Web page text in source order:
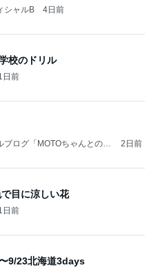
シャルB 4日前
校のドリル
日前
ログ「MOTOちゃんとのは
2日前
目に涼しい花
日前
9/23北海道3days